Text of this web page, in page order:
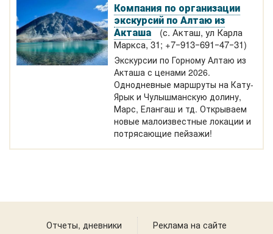
Компания по организации
экскурсий по Алтаю из
Акташа
(с. Акташ, ул Карла
Маркса, 31; +7‒913‒691‒47‒31)
Экскурсии по Горному Алтаю из
Акташа с ценами 2026.
Однодневные маршруты на Кату-
Ярык и Чулышманскую долину,
Марс, Елангаш и тд. Открываем
новые малоизвестные локации и
потрясающие пейзажи!
Отчеты, дневники
Реклама на сайте